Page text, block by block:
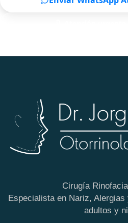
Cirugía
Especialista en Nariz,
adultos y